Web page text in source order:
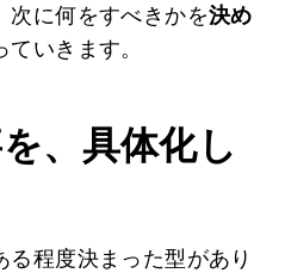
次に何をすべきかを決め
いきます。
、具体化し
程度決まった型があり